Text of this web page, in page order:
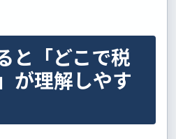
と「どこで税
が理解しやす